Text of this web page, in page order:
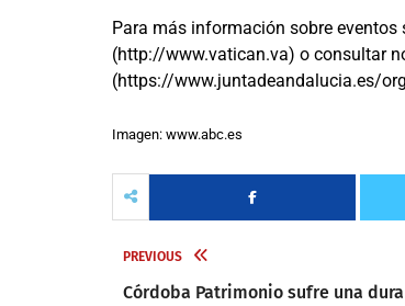
Para más información sobre
(http://www.vatican.va) o consultar
(https://www.juntadeandalucia.es/
Imagen: www.abc.es
PREVIOUS
Córdoba Patrimonio sufre una